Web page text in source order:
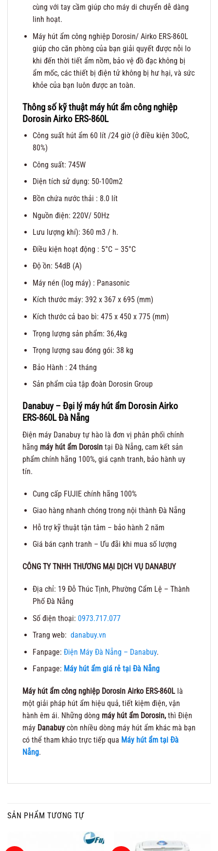
cùng với tay cầm giúp cho máy di chuyển dễ dàng
linh hoạt.
Máy hút ẩm công nghiệp Dorosin/ Airko ERS-860L
giúp cho căn phòng của bạn giải quyết được nỗi lo
khi đến thời tiết ẩm nồm, bảo vệ đồ đạc không bị
ẩm mốc, các thiết bị điện tử không bị hư hại, và sức
khỏe của bạn luôn được an toàn.
Thông số kỹ thuật máy hút ẩm công nghiệp
Dorosin Airko ERS-860L
Công suất hút ẩm 60 lít /24 giờ (ở điều kiện 30oC,
80%)
Công suất: 745W
Diện tích sử dụng: 50-100m2
Bồn chứa nước thải : 8.0 lít
Nguồn điện: 220V/ 50Hz
Lưu lượng khí): 360 m3 / h.
Điều kiện hoạt động : 5°C – 35°C
Độ ồn: 54dB (A)
Máy nén (log máy) : Panasonic
Kích thước máy: 392 x 367 x 695 (mm)
Kích thước cả bao bì: 475 x 450 x 775 (mm)
Trọng lượng sản phẩm: 36,4kg
Trọng lượng sau đóng gói: 38 kg
Bảo Hành : 24 tháng
Sản phẩm của tập đoàn Dorosin Group
Danabuy – Đại lýmáy hút ẩm Dorosin Airko
ERS-860LĐà Nẵng
Điện máy Danabuy tự hào là đơn vị phân phối chính
hãng máy hút ẩm Dorosin tại Đà Nẵng, cam kết sản
phẩm chính hãng 100%, giá cạnh tranh, bảo hành uy
tín.
Cung cấp FUJIE chính hãng 100%
Giao hàng nhanh chóng trong nội thành Đà Nẵng
Hỗ trợ kỹ thuật tận tâm – bảo hành 2 năm
Giá bán cạnh tranh – Ưu đãi khi mua số lượng
CÔNG TY TNHH THƯƠNG MẠI DỊCH VỤ DANABUY
Địa chỉ: 19 Đỗ Thúc Tịnh, Phường Cẩm Lệ – Thành
Phố Đà Nẵng
Số điện thoại: 0973.717.077
Trang web: danabuy.vn
Fanpage: Điện Máy Đà Nẵng – Danabuy.
Fanpage: Máy hút ẩm giá rẻ tại Đà Nẵng
Máy hút ẩm công nghiệp Dorosin Airko ERS-860L là
một giải pháp hút ẩm hiệu quả, tiết kiệm điện, vận
hành êm ái. Những dòng máy hút ẩm Dorosin, thì Điện
máy Danabuy còn nhiều dòng máy hút ẩm khác mà bạn
có thể tham khảo trực tiếp qua Máy hút ẩm tại Đà
Nẵng.
SẢN PHẨM TƯƠNG TỰ